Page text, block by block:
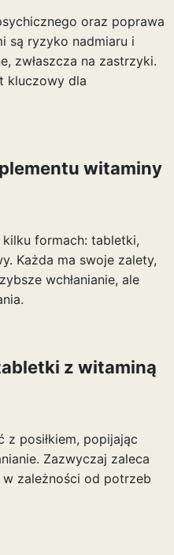
oraz poprawa
są ryzyko nadmiaru i
zwłaszcza na zastrzyki.
kluczowy dla
witaminy
formach: tabletki,
Każda ma swoje zalety,
wchłanianie, ale
z witaminą
z posiłkiem, popijając
Zazwyczaj zaleca
zależności od potrzeb